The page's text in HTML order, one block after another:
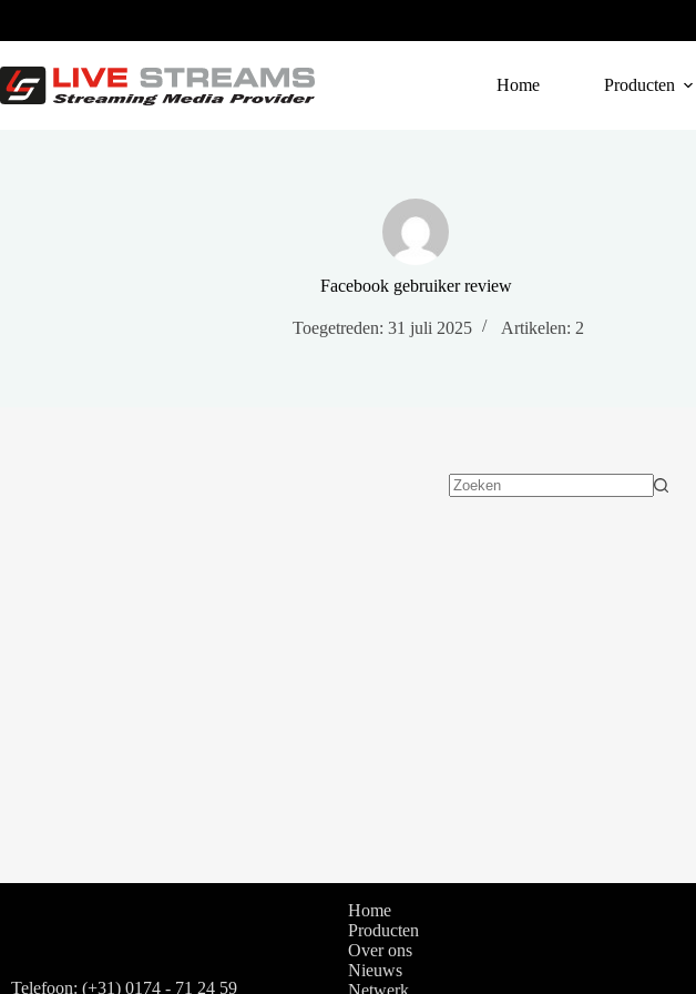
inhoud
Home
Producten
Facebook gebruiker review
Toegetreden: 31 juli 2025 Artikelen: 2
Telefoon: (+31) 0174 - 71 24 59
Home
Producten
Over ons
Nieuws